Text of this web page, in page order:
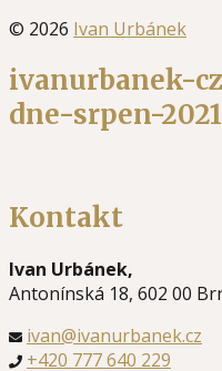
© 2026 Ivan Urbánek
ivanurbanek-
dne-srpen-
Kontakt
Ivan Urbánek,
Antonínská 18, 602 00
ivan@ivanurbanek.cz
+420 777 640 229